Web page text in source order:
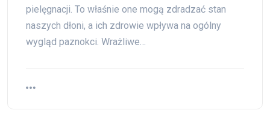
pielęgnacji. To właśnie one mogą zdradzać stan
naszych dłoni, a ich zdrowie wpływa na ogólny
wygląd paznokci. Wrażliwe…